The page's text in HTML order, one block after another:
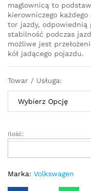
maglownicą to
kierowniczego
tor jazdy, odpowiednią
stabilność podczas
możliwe jest
kół jadącego pojazdu.
Towar / Usługa:
Przekładnia
-
maglownica
Ilość:
Marka: Volkswagen